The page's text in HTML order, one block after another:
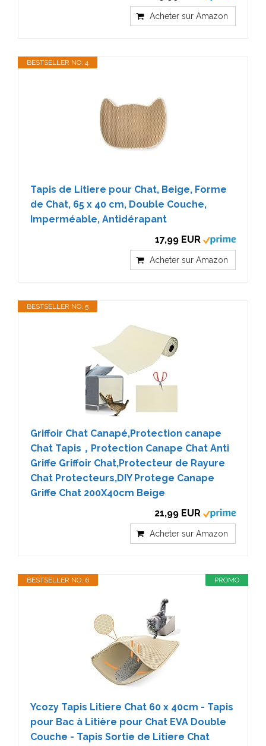
Acheter sur Amazon
BESTSELLER NO. 4
Tapis de Litiere pour Chat, Beige, Forme
de Chat, 65 x 40 cm, Double Couche,
Imperméable, Antidérapant
17,99 EUR
Acheter sur Amazon
BESTSELLER NO. 5
Griffoir Chat Canapé,Protection canape
Chat Tapis，Protection Canape Chat Anti
Griffe Griffoir Chat,Protecteur de Rayure
Chat Protecteurs,DIY Protege Canape
Griffe Chat 200X40cm Beige
21,99 EUR
Acheter sur Amazon
PROMO
BESTSELLER NO. 6
Ycozy Tapis Litiere Chat 60 x 40cm - Tapis
pour Bac à Litière pour Chat EVA Double
Couche - Tapis Sortie de Litiere Chat